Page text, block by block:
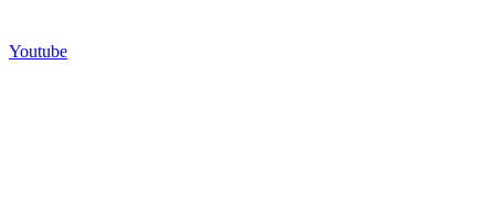
Youtube